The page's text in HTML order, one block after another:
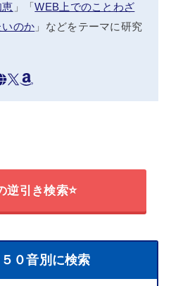
恵 」「WEB上でのことわざ
のか 」などをテーマに研究
逆引き検索⭐
０音別に検索